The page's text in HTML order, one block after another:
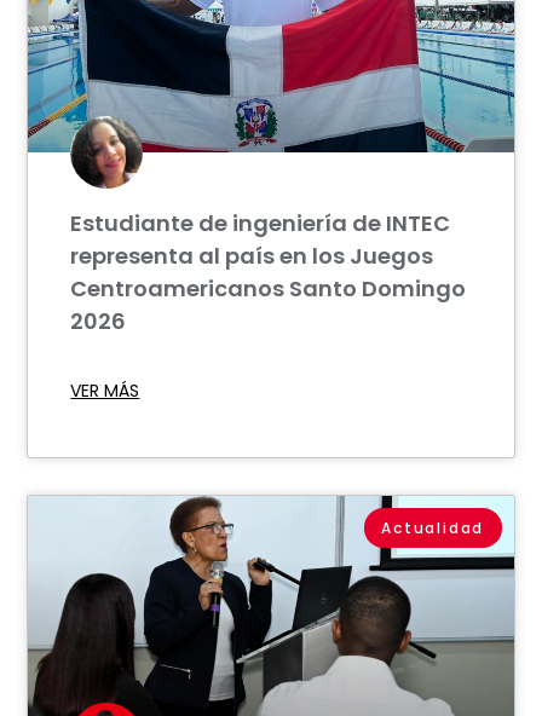
Estudiante de ingeniería de INTEC
representa al país en los Juegos
Centroamericanos Santo Domingo
2026
VER MÁS
Actualidad